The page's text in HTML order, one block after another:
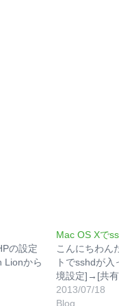
の設定
Lionから
Mac OS Xで
こんにちわん
トでsshdが
境設定]→[共
2013/07/18
Blog